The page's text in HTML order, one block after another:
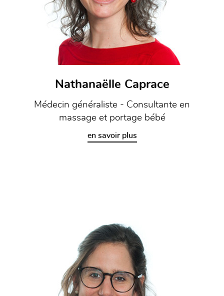
Nathanaëlle Caprace
Médecin généraliste - Consultante en
massage et portage bébé
en savoir plus